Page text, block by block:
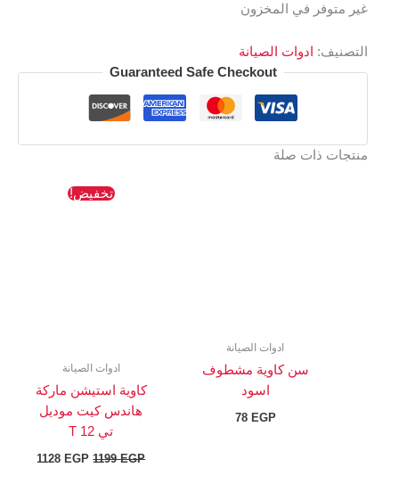
غير متوفر في المخزون
التصنيف:
ادوات الصيانة
Guaranteed Safe Checkout
منتجات ذات صلة
ادوات الصيانة
سن كاوية مشطوف
اسود
78 EGP
تخفيض!
ادوات الصيانة
كاوية استيشن ماركة
هاندس كيت موديل
تي T 12
1199EGP
السعر
الأصلي
1128 EGP